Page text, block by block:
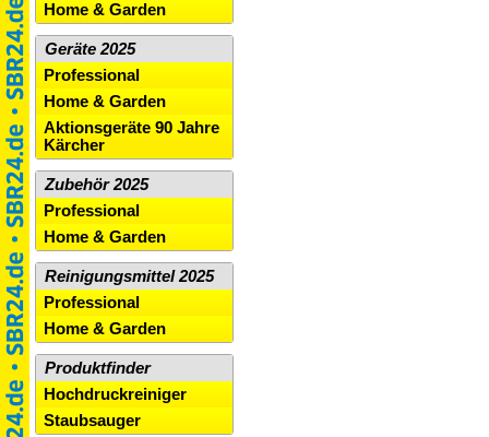
Home & Garden
Geräte 2025
Professional
Home & Garden
Aktionsgeräte 90 Jahre
Kärcher
Zubehör 2025
Professional
Home & Garden
Reinigungsmittel 2025
Professional
Home & Garden
Produktfinder
Hochdruckreiniger
Staubsauger